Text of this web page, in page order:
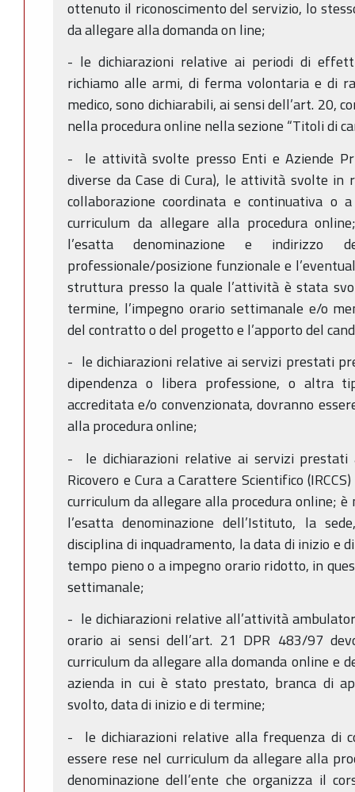
ottenuto il riconoscimento del servizio, lo
da allegare alla domanda on line;
- le dichiarazioni relative ai periodi di
richiamo alle armi, di ferma volontaria e di
medico, sono dichiarabili, ai sensi dell’art. 20,
nella procedura online nella sezione “Titoli di
- le attività svolte presso Enti e Aziende
diverse da Case di Cura), le attività svolte in
collaborazione coordinata e continuativa o
curriculum da allegare alla procedura
l’esatta denominazione e indirizzo
professionale/posizione funzionale e
struttura presso la quale l’attività è stata
termine, l’impegno orario settimanale e/o
del contratto o del progetto e l’apporto del
- le dichiarazioni relative ai servizi prestati
dipendenza o libera professione, o altra
accreditata e/o convenzionata, dovranno
alla procedura online;
- le dichiarazioni relative ai servizi prestati
Ricovero e Cura a Carattere Scientifico
curriculum da allegare alla procedura online; è
l’esatta denominazione dell’Istituto, la
disciplina di inquadramento, la data di inizio e
tempo pieno o a impegno orario ridotto, in
settimanale;
- le dichiarazioni relative all’attività
orario ai sensi dell’art. 21 DPR 483/97
curriculum da allegare alla domanda online e
azienda in cui è stato prestato, branca di
svolto, data di inizio e di termine;
- le dichiarazioni relative alla frequenza di
essere rese nel curriculum da allegare alla
denominazione dell’ente che organizza il